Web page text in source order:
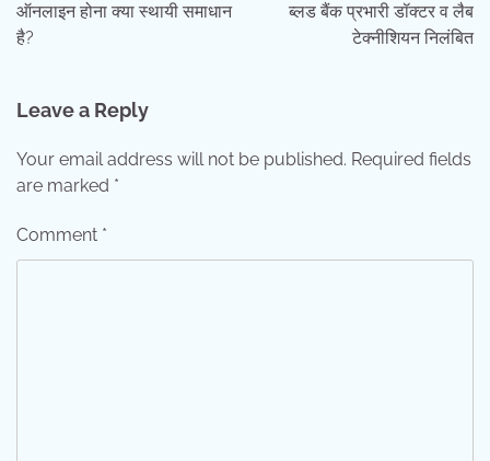
ऑनलाइन होना क्या स्थायी समाधान
है?
ब्लड बैंक प्रभारी डॉक्टर व लैब
टेक्नीशियन निलंबित
Leave a Reply
Your email address will not be published. Required fields
are marked *
Comment *